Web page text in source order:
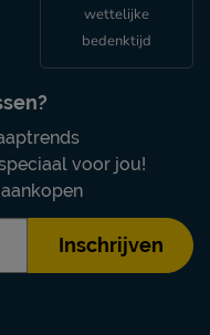
wettelijke
bedenktijd
voor jou!
Inschrijven